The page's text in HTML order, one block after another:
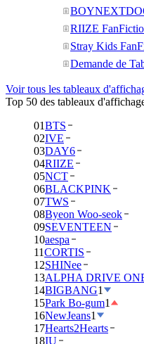
RIIZE
Stray Kids
Demande de
Voir tous les tableaux
Top 50 des tableaux
01BTS
02IVE
03DAY6
04RIIZE
05NCT
06BLACKPINK
07TWS
08Byeon Woo-seok
09SEVENTEEN
10aespa
11CORTIS
12SHINee
13ALPHA DRIVE
14BIGBANG1
15Park Bo-gum1
16NewJeans1
17Hearts2Hearts
18IU